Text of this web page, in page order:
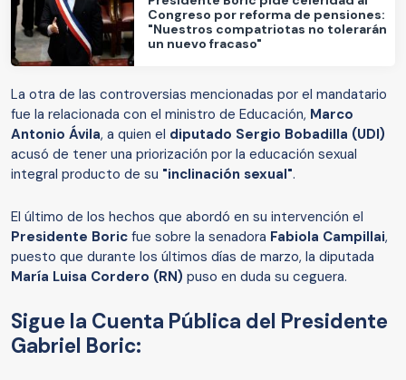
Congreso por reforma de pensiones:
"Nuestros compatriotas no tolerarán
un nuevo fracaso"
La otra de las controversias mencionadas por el mandatario
fue la relacionada con el ministro de Educación, Marco
Antonio Ávila, a quien el diputado Sergio Bobadilla (UDI)
acusó de tener una priorización por la educación sexual
integral producto de su "inclinación sexual".
El último de los hechos que abordó en su intervención el
Presidente Boric fue sobre la senadora Fabiola Campillai,
puesto que durante los últimos días de marzo, la diputada
María Luisa Cordero (RN) puso en duda su ceguera.
Sigue la Cuenta Pública del Presidente
Gabriel Boric: